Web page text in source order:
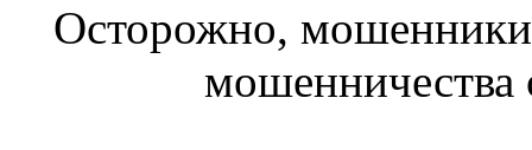
Осторожно,
мошенничества